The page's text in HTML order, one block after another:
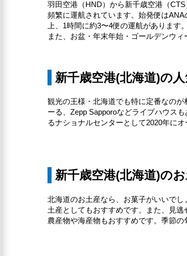
羽田空港（HND）から新千歳空港（
頻繁に運航されています。始発便は
上、1時間に約3〜4便の運航がありま
また、お盆・年末年始・ゴールデンウ
新千歳空港(北海道)の
観光の王様・北海道でも特に定番なの
ーる、Zepp Sapporoなどライブハウス
るナショナルセンターとして2020年に
新千歳空港(北海道)の
北海道のお土産なら、お菓子がいいで
土産としてもおすすめです。また、見
農産物や海産物もおすすめです。季節